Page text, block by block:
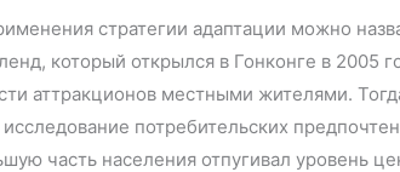
стратегии адаптации можно
который открылся в Гонконге в 2005
аттракционов местными жителями.
потребительских
часть населения отпугивал уровень